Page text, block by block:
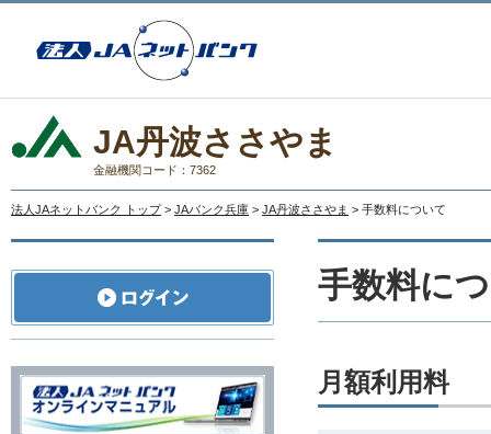
JA丹波ささやま
金融機関コード：7362
法人JAネットバンク トップ > JAバンク兵庫 > JA丹波ささやま > 手数料について
手数料に
月額利用料